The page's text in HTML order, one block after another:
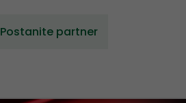
Postanite partner